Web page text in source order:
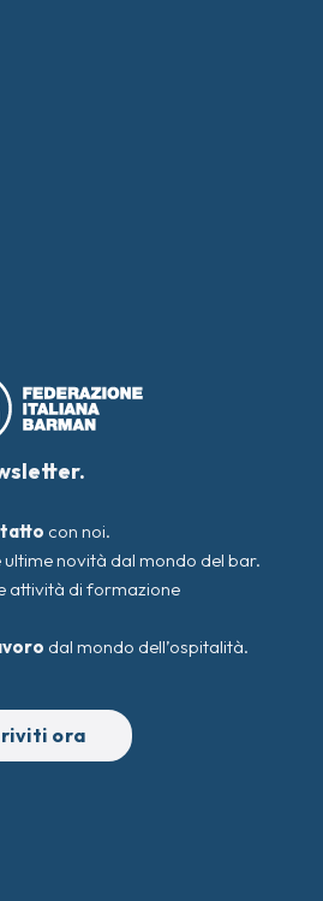
con noi.
ultime novità dal mondo del bar.
attività di formazione
dal mondo dell’ospitalità.
ora